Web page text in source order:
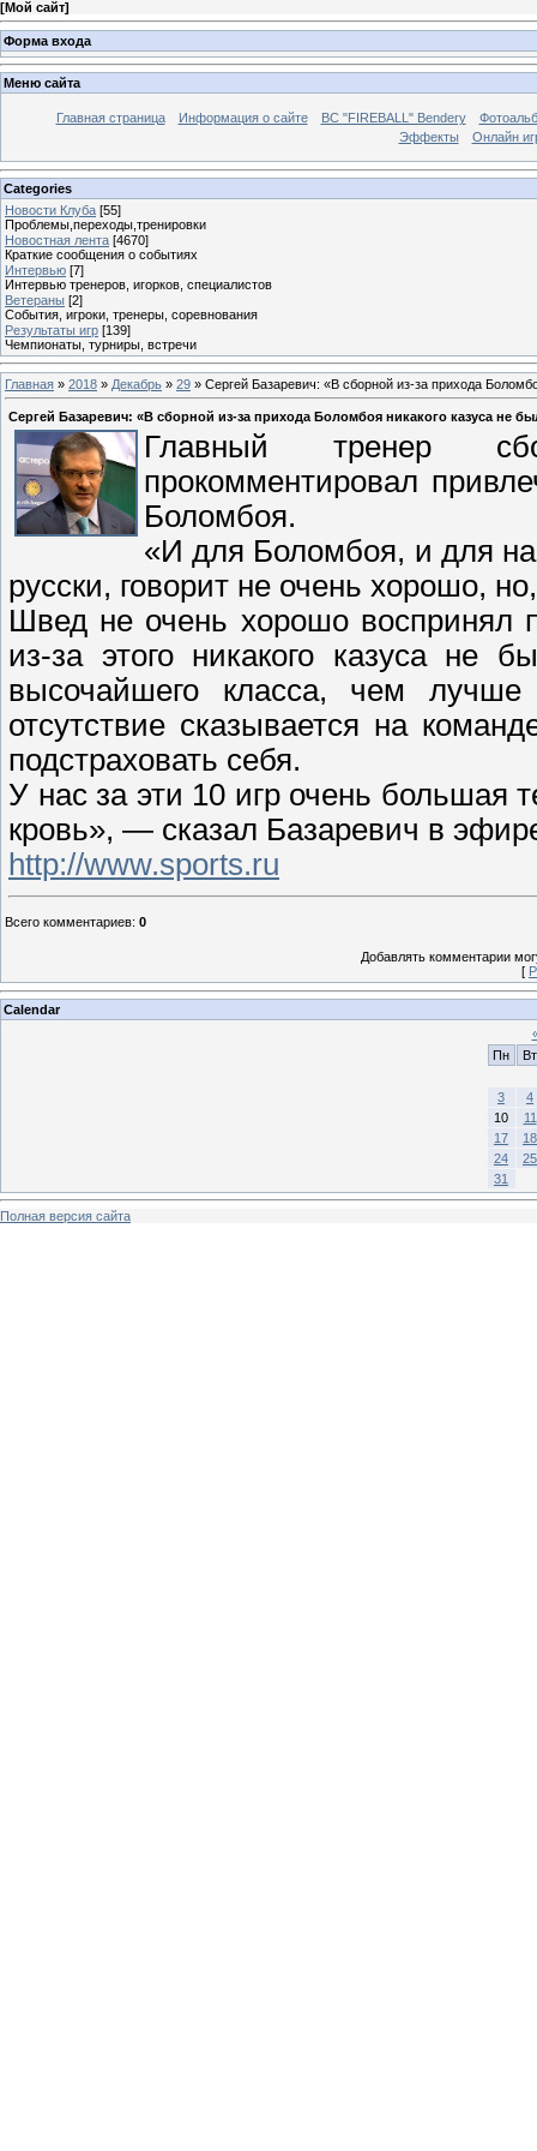
[Мой сайт]
Форма входа
Меню сайта
Главная страница Информация о сайте BC "FIREBALL" Bendery
Эффекты
Онлайн
Categories
Новости Клуба [55]
Проблемы,переходы,тренировки
Новостная лента [4670]
Краткие сообщения о событиях
Интервью [7]
Интервью тренеров, игорков, специалистов
Ветераны [2]
События, игроки, тренеры, соревнования
Результаты игр [139]
Чемпионаты, турниры, встречи
Главная » 2018 » Декабрь » 29 » Сергей Базаревич: «В сборной из-за прихода
Сергей Базаревич: «В сборной из-за прихода Боломбоя никакого казуса не
Главный тренер
прокомментировал
Боломбоя.
«И для Боломбоя, и для
русски, говорит не очень хорошо,
Швед не очень хорошо воспринял
из-за этого никакого казуса не
высочайшего класса, чем
отсутствие сказывается на
подстраховать себя.
У нас за эти 10 игр очень большая
кровь», — сказал Базаревич в
http://www.sports.ru
Всего комментариев: 0
Добавлять комментарии
[
Calendar
Пн
Вт
3
4
10
11
17
18
24
25
31
Полная версия сайта